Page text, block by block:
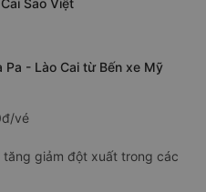
Sao Việt
Pa - Lào Cai từ Bến xe Mỹ
vé
tăng giảm đột xuất trong các